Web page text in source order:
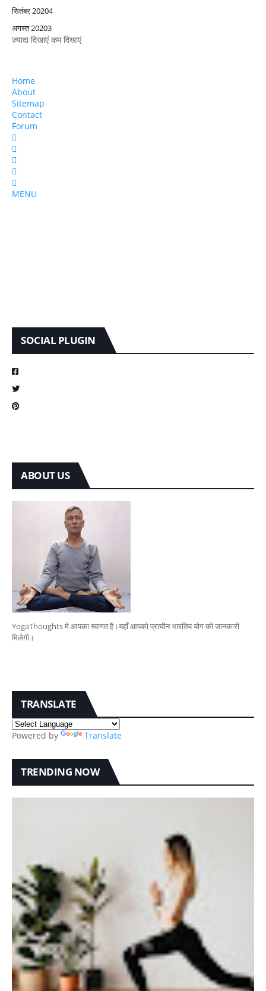
सितंबर 20204
अगस्त 20203
ज़्यादा दिखाएं कम दिखाएं
Home
About
Sitemap
Contact
Forum
MENU
SOCIAL PLUGIN
ABOUT US
YogaThoughts मे आपका स्वागत है।यहाँ आपको प्राचीन भारतिय योग की जानकारी
मिलेगी।
TRANSLATE
Powered by Translate
TRENDING NOW